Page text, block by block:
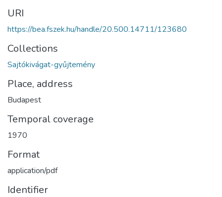
URI
https://bea.fszek.hu/handle/20.500.14711/123680
Collections
Sajtókivágat-gyűjtemény
Place, address
Budapest
Temporal coverage
1970
Format
application/pdf
Identifier